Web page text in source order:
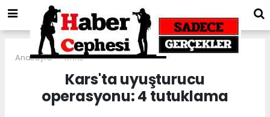
Anasayfa KARS
Kars'ta uyuşturucu
operasyonu: 4 tutuklama